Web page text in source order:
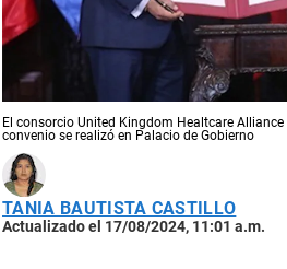
El consorcio United Kingdom Healtcare
convenio se realizó en Palacio de Gobierno
TANIA BAUTISTA CASTILLO
Actualizado el 17/08/2024, 11:01 a.m.